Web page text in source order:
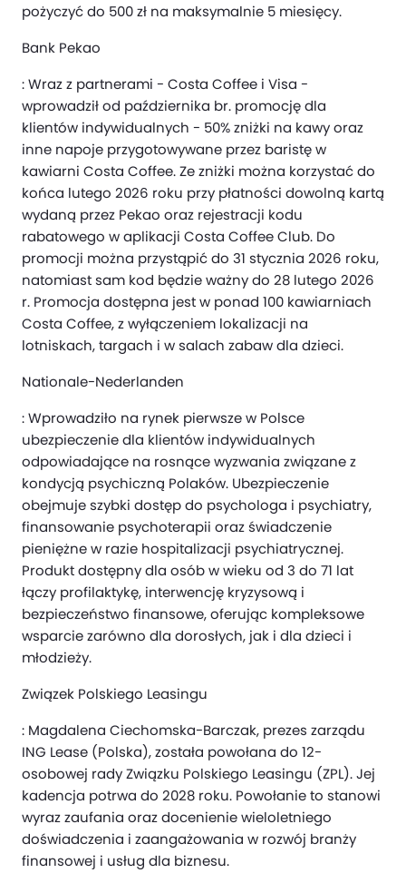
pożyczyć do 500 zł na maksymalnie 5 miesięcy.
Bank Pekao
: Wraz z partnerami - Costa Coffee i Visa -
wprowadził od października br. promocję dla
klientów indywidualnych - 50% zniżki na kawy oraz
inne napoje przygotowywane przez baristę w
kawiarni Costa Coffee. Ze zniżki można korzystać do
końca lutego 2026 roku przy płatności dowolną kartą
wydaną przez Pekao oraz rejestracji kodu
rabatowego w aplikacji Costa Coffee Club. Do
promocji można przystąpić do 31 stycznia 2026 roku,
natomiast sam kod będzie ważny do 28 lutego 2026
r. Promocja dostępna jest w ponad 100 kawiarniach
Costa Coffee, z wyłączeniem lokalizacji na
lotniskach, targach i w salach zabaw dla dzieci.
Nationale-Nederlanden
: Wprowadziło na rynek pierwsze w Polsce
ubezpieczenie dla klientów indywidualnych
odpowiadające na rosnące wyzwania związane z
kondycją psychiczną Polaków. Ubezpieczenie
obejmuje szybki dostęp do psychologa i psychiatry,
finansowanie psychoterapii oraz świadczenie
pieniężne w razie hospitalizacji psychiatrycznej.
Produkt dostępny dla osób w wieku od 3 do 71 lat
łączy profilaktykę, interwencję kryzysową i
bezpieczeństwo finansowe, oferując kompleksowe
wsparcie zarówno dla dorosłych, jak i dla dzieci i
młodzieży.
Związek Polskiego Leasingu
: Magdalena Ciechomska-Barczak, prezes zarządu
ING Lease (Polska), została powołana do 12-
osobowej rady Związku Polskiego Leasingu (ZPL). Jej
kadencja potrwa do 2028 roku. Powołanie to stanowi
wyraz zaufania oraz docenienie wieloletniego
doświadczenia i zaangażowania w rozwój branży
finansowej i usług dla biznesu.